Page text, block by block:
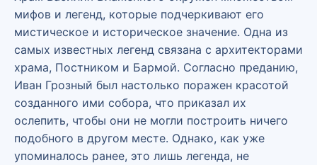
мифов и легенд, которые подчеркивают его
мистическое и историческое значение. Одна из
самых известных легенд связана с архитекторами
храма, Постником и Бармой. Согласно преданию,
Иван Грозный был настолько поражен красотой
созданного ими собора, что приказал их
ослепить, чтобы они не могли построить ничего
подобного в другом месте. Однако, как уже
упоминалось ранее, это лишь легенда, не